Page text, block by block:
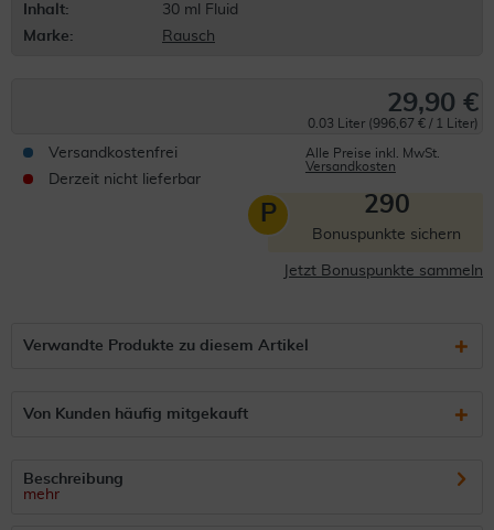
Inhalt:
30 ml Fluid
Marke:
Rausch
29,90 €
0.03 Liter (996,67 € / 1 Liter)
Versandkostenfrei
Derzeit nicht lieferbar
Alle Preise inkl. MwSt.
Versandkosten
P 290
Bonuspunkte sichern
Jetzt Bonuspunkte sammeln
Verwandte Produkte zu diesem Artikel
Von Kunden häufig mitgekauft
Beschreibung
mehr